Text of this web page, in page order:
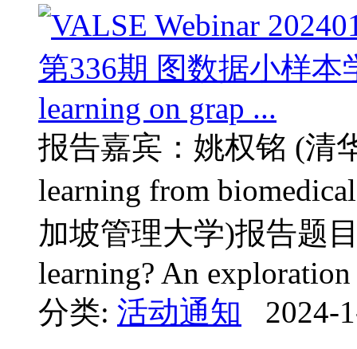
报告嘉宾：姚权铭 (清
learning from
加坡管理大学)报告题
learning? An
分类: 活动通知
2024-